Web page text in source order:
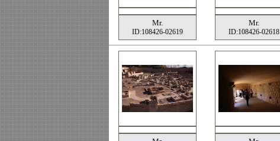
Mr.
ID:108426-02619
Mr.
ID:108426-02618